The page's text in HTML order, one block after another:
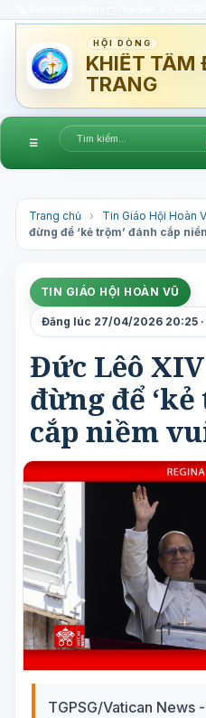
HỘI DÒNG
KHIẾT TÂM
TRANG
☰
Trang chủ › Tin Giáo Hội Hoàn
đừng để ‘kẻ trộm’ đánh cắp
TIN GIÁO HỘI HOÀN VŨ
Đăng lúc 27/04/2026 20:25 ·
Đức Lêô
đừng để
cắp niềm
TGPSG/Vatican News